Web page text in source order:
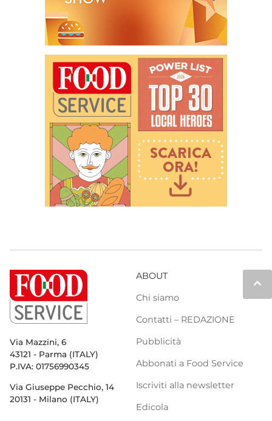
keyboard_arrow_up
Via Mazzini, 6
43121 - Parma (ITALY)
P.IVA: 01756990345
Via Giuseppe Pecchio, 14
20131 - Milano (ITALY)
ABOUT
Chi siamo
Contatti – REDAZIONE
Pubblicità
Abbonati a Food Service
Iscriviti alla newsletter
Edicola